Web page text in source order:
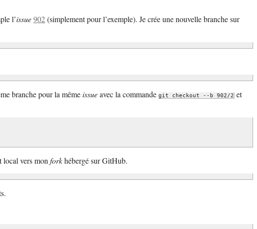
l’issue902(simplement pour l’exemple). Je crée une nouvelle branche sur
branche pour la mêmeissueavec la commande git checkout --b 902/2 et
local vers monforkhébergé sur GitHub.